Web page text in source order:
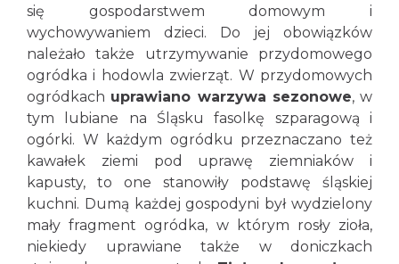
się gospodarstwem domowym i
wychowywaniem dzieci. Do jej obowiązków
należało także utrzymywanie przydomowego
ogródka i hodowla zwierząt. W przydomowych
ogródkach uprawiano warzywa sezonowe, w
tym lubiane na Śląsku fasolkę szparagową i
ogórki. W każdym ogródku przeznaczano też
kawałek ziemi pod uprawę ziemniaków i
kapusty, to one stanowiły podstawę śląskiej
kuchni. Dumą każdej gospodyni był wydzielony
mały fragment ogródka, w którym rosły zioła,
niekiedy uprawiane także w doniczkach